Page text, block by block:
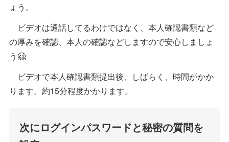
ょう。
ビデオは通話してるわけではなく、本人確認書類など
の厚みを確認、本人の確認などしますので安心しましょ
う🤗
ビデオで本人確認書類提出後、しばらく、時間がかか
ります。約15分程度かかります。
次にログインパスワードと秘密の質問を